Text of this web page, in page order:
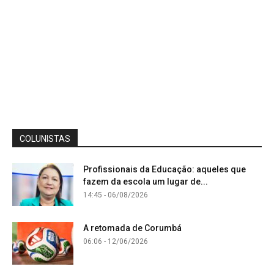
COLUNISTAS
Profissionais da Educação: aqueles que
fazem da escola um lugar de...
14:45 - 06/08/2026
A retomada de Corumbá
06:06 - 12/06/2026